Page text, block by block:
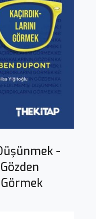
-
Görmek